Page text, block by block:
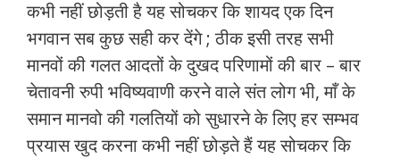
कभी नहीं छोड़ती है यह सोचकर कि शायद एक दिन
भगवान सब कुछ सही कर देंगे ; ठीक इसी तरह सभी
मानवों की गलत आदतों के दुखद परिणामों की बार – बार
चेतावनी रुपी भविष्यवाणी करने वाले संत लोग भी, माँ के
समान मानवो की गलतियों को सुधारने के लिए हर सम्भव
प्रयास खुद करना कभी नहीं छोड़ते हैं यह सोचकर कि